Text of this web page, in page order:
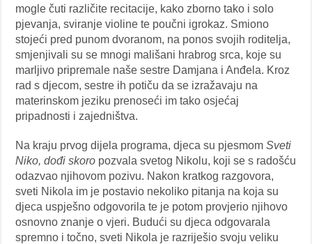
mogle čuti različite recitacije, kako zborno tako i solo
pjevanja, sviranje violine te poučni igrokaz. Smiono
stojeći pred punom dvoranom, na ponos svojih roditelja,
smjenjivali su se mnogi mališani hrabrog srca, koje su
marljivo pripremale naše sestre Damjana i Anđela. Kroz
rad s djecom, sestre ih potiču da se izražavaju na
materinskom jeziku prenoseći im tako osjećaj
pripadnosti i zajedništva.
Na kraju prvog dijela programa, djeca su pjesmomSveti
Niko, dođi skoro pozvala svetog Nikolu, koji se s radošću
odazvao njihovom pozivu. Nakon kratkog razgovora,
sveti Nikola im je postavio nekoliko pitanja na koja su
djeca uspješno odgovorila te je potom provjerio njihovo
osnovno znanje o vjeri. Budući su djeca odgovarala
spremno i točno, sveti Nikola je razriješio svoju veliku